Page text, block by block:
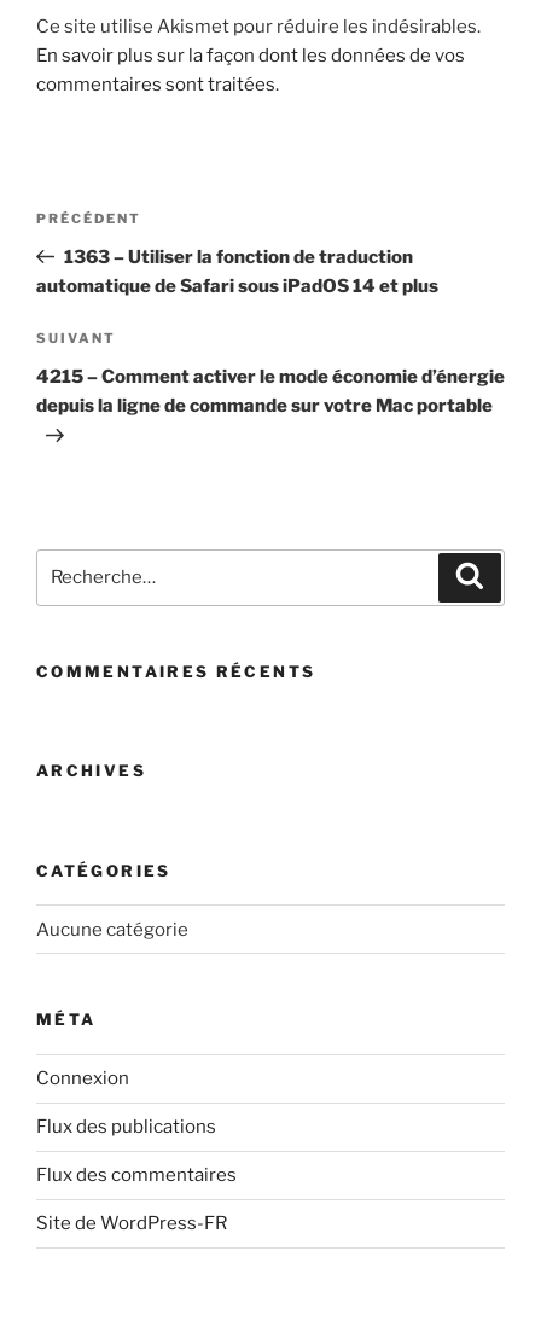
Ce site utilise Akismet pour réduire les indésirables.
En savoir plus sur la façon dont les données de vos
commentaires sont traitées.
Navigation
l’article
Article
précédent
PRÉCÉDENT
1363 – Utiliser la fonction de traduction
automatique de Safari sous iPadOS 14 et plus
Article
suivant
SUIVANT
4215 – Comment activer le mode économie d’énergie
depuis la ligne de commande sur votre Mac portable
pour
COMMENTAIRES RÉCENTS
ARCHIVES
CATÉGORIES
Aucune catégorie
MÉTA
Connexion
Flux des publications
Flux des commentaires
Site de WordPress-FR